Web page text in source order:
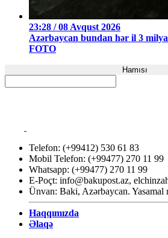
23:28 / 08 Avqust 2026
Azərbaycan bundan hər il 3
FOTO
Hamısı
Telefon: (+99412) 530 61 83
Mobil Telefon: (+99477) 270 11 99
Whatsapp: (+99477) 270 11 99
E-Poçt: info@bakupost.az,
Ünvan: Baki, Azərbaycan. Yasamal
Haqqımızda
Əlaqə